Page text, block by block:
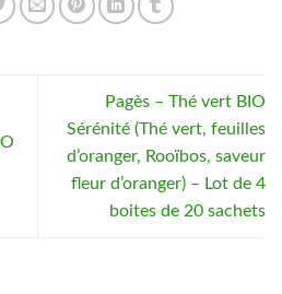
Pagès – Thé vert BIO
Sérénité (Thé vert, feuilles
d’oranger, Rooïbos, saveur
fleur d’oranger) – Lot de 4
boites de 20 sachets